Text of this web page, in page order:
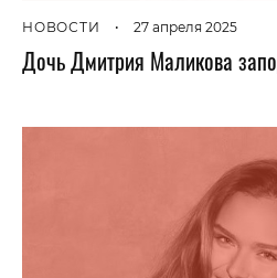
НОВОСТИ • 27 апреля 2025
Дочь Дмитрия Маликова